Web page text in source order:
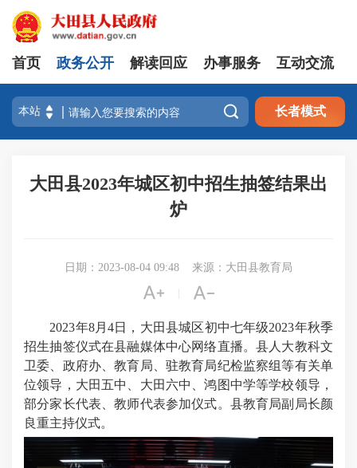
首页 政务公开 解读回应 办事服务 互动交流
 长者模式
大田县2023年城区初中招生抽签结果出
炉
日期：2023-08-04 09:48 来源：大田县教育局
 
2023年8月4日， 大田县城区初中七年级2023年秋季
招生抽签仪式在县融媒体中心网络直播。县人大教科文
卫委、政府办、教育局、驻教育局纪检监察组等有关单
位领导，大田五中、大田六中、鸿图中学等学校领导，
部分家长代表、教师代表参加仪式。县教育局副局长颜
良重主持仪式。